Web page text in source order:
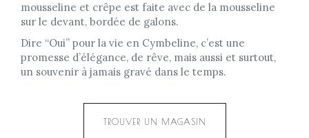
mousseline et crêpe est faite avec de la mousseline
sur le devant, bordée de galons.
Dire “Oui” pour la vie en Cymbeline, c’est une
promesse d’élégance, de rêve, mais aussi et surtout,
un souvenir à jamais gravé dans le temps.
TROUVER UN MAGASIN